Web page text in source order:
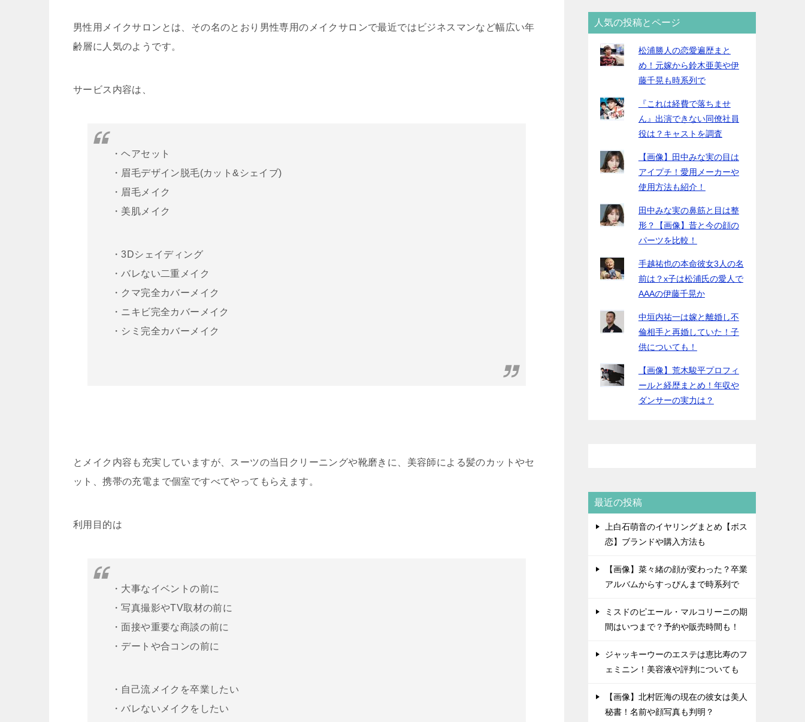
男性用メイクサロンとは、その名のとおり男性専用のメイクサロンで最近ではビジネスマンなど幅広い年
齢層に人気のようです。
サービス内容は、
・ヘアセット
・眉毛デザイン脱毛(カット&シェイブ)
・眉毛メイク
・美肌メイク
・3Dシェイディング
・バレない二重メイク
・クマ完全カバーメイク
・ニキビ完全カバーメイク
・シミ完全カバーメイク
とメイク内容も充実していますが、スーツの当日クリーニングや靴磨きに、美容師による髪のカットやセ
ット、携帯の充電まで個室ですべてやってもらえます。
利用目的は
・大事なイベントの前に
・写真撮影やTV取材の前に
・面接や重要な商談の前に
・デートや合コンの前に
・自己流メイクを卒業したい
・バレないメイクをしたい
人気の投稿とページ
松浦勝人の恋愛遍歴まと
め！元嫁から鈴木亜美や伊
藤千晃も時系列で
『これは経費で落ちませ
ん』出演できない同僚社員
役は？キャストを調査
【画像】田中みな実の目は
アイプチ！愛用メーカーや
使用方法も紹介！
田中みな実の鼻筋と目は整
形？【画像】昔と今の顔の
パーツを比較！
手越祐也の本命彼女3人の名
前は？x子は松浦氏の愛人で
AAAの伊藤千晃か
中垣内祐一は嫁と離婚し不
倫相手と再婚していた！子
供についても！
【画像】荒木駿平プロフィ
ールと経歴まとめ！年収や
ダンサーの実力は？
最近の投稿
上白石萌音のイヤリングまとめ【ボス
恋】ブランドや購入方法も
【画像】菜々緒の顔が変わった？卒業
アルバムからすっぴんまで時系列で
ミスドのピエール・マルコリーニの期
間はいつまで？予約や販売時間も！
ジャッキーウーのエステは恵比寿のフ
ェミニン！美容液や評判についても
【画像】北村匠海の現在の彼女は美人
秘書！名前や顔写真も判明？